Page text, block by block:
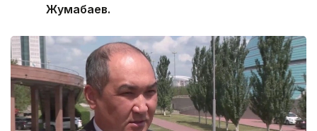
Жумабаев.